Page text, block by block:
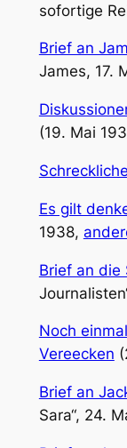
sofortige
Brief an
James, 17.
(19. Mai
Es gilt
1938,
Brief an die
Noch
Vereecken
Brief an
Sara“, 24.